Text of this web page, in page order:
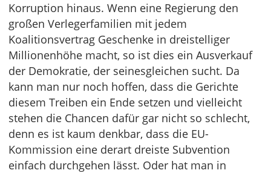
Korruption hinaus. Wenn eine Regierung den
großen Verlegerfamilien mit jedem
Koalitionsvertrag Geschenke in dreistelliger
Millionenhöhe macht, so ist dies ein Ausverkauf
der Demokratie, der seinesgleichen sucht. Da
kann man nur noch hoffen, dass die Gerichte
diesem Treiben ein Ende setzen und vielleicht
stehen die Chancen dafür gar nicht so schlecht,
denn es ist kaum denkbar, dass die EU-
Kommission eine derart dreiste Subvention
einfach durchgehen lässt. Oder hat man in